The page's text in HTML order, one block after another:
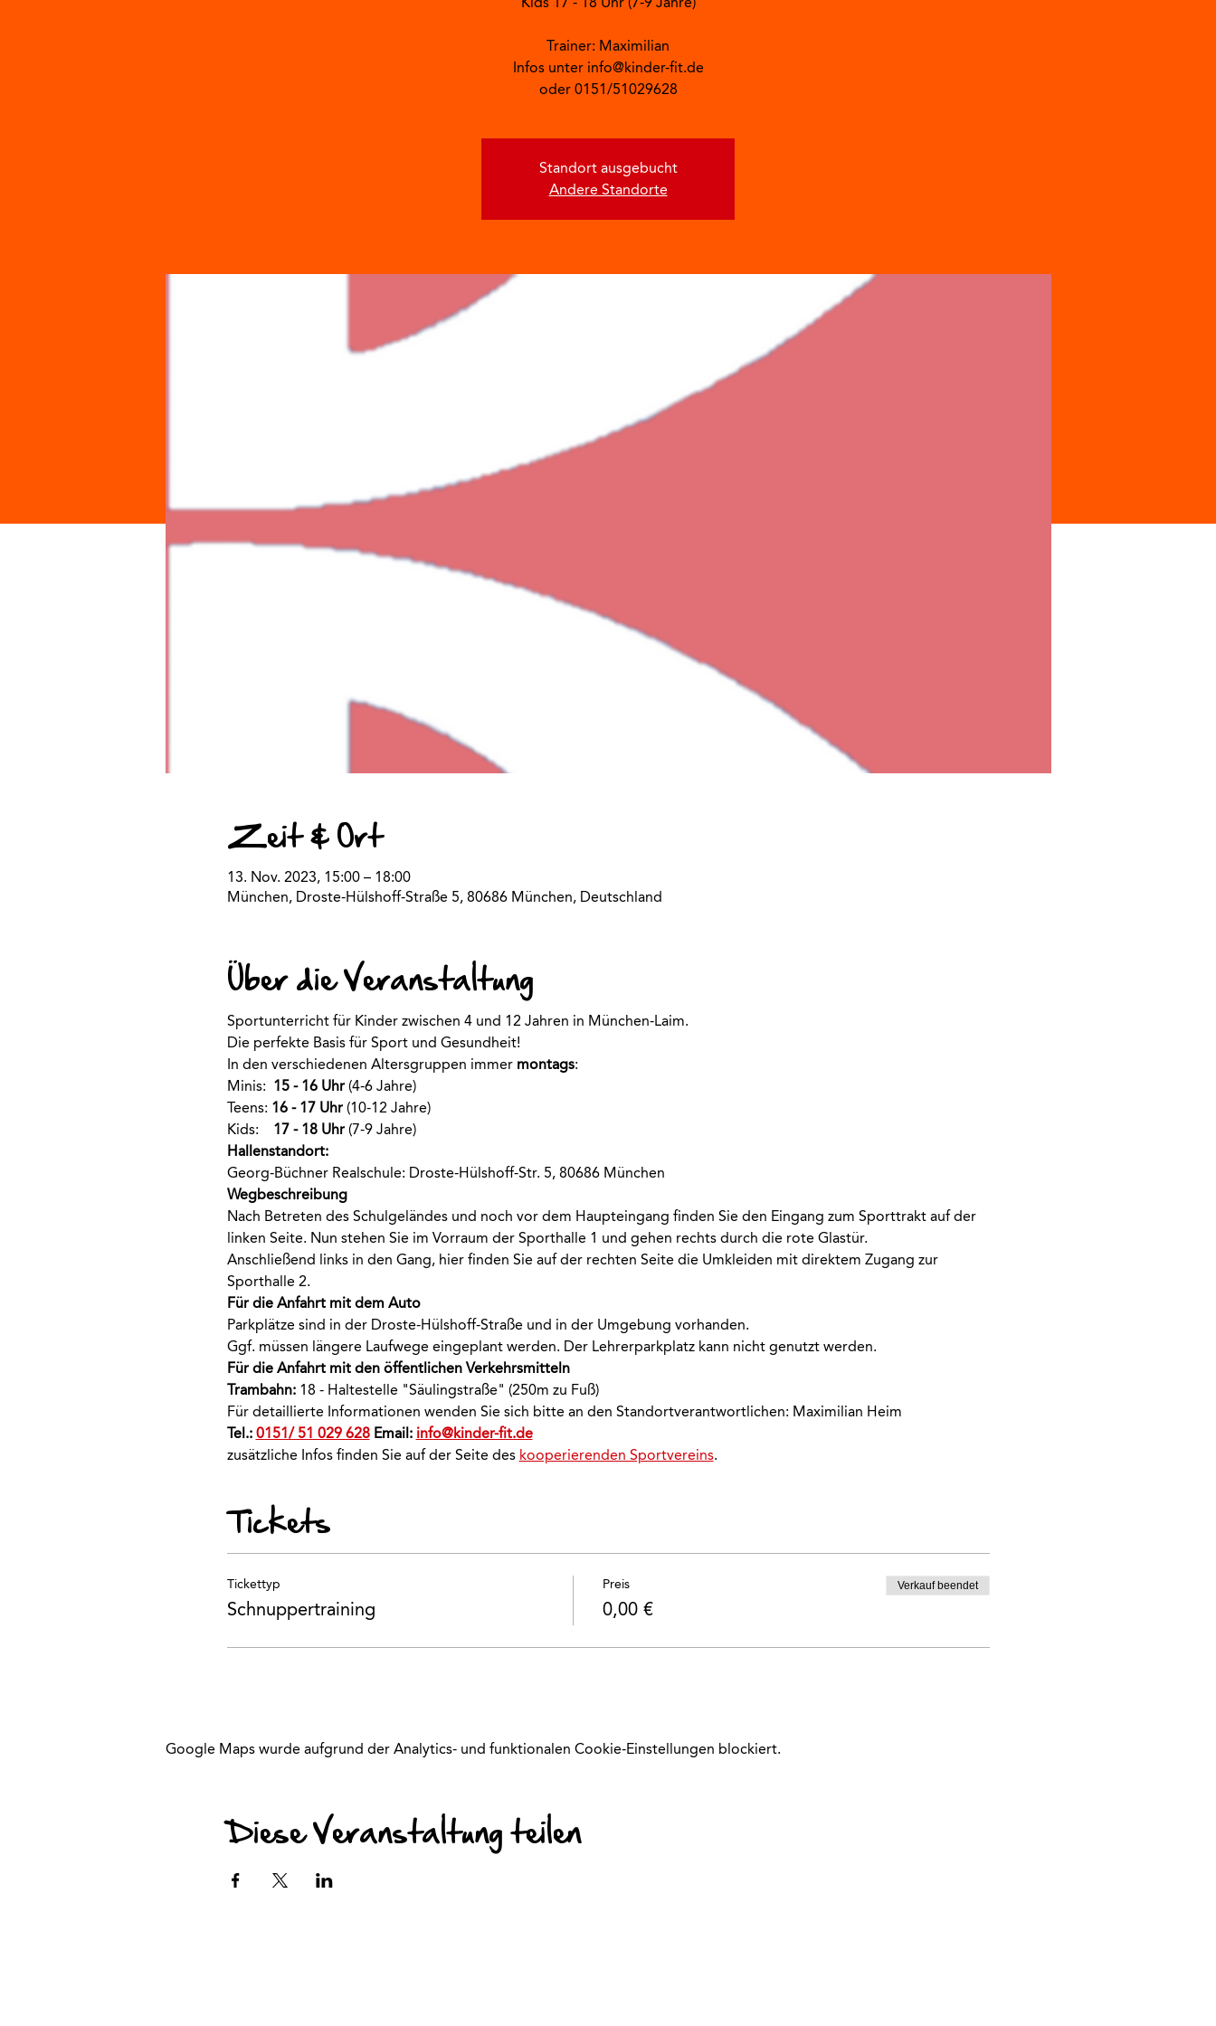
Trainer: Maximilian
Infos unter info@kinder-fit.de
oder 0151/51029628
Standort ausgebucht
Andere Standorte
Zeit & Ort
13. Nov. 2023, 15:00 – 18:00
München, Droste-Hülshoff-Straße 5, 80686 München, Deutschland
Über die Veranstaltung
Sportunterricht für Kinder zwischen 4 und 12 Jahren in München-Laim.
Die perfekte Basis für Sport und Gesundheit!
In den verschiedenen Altersgruppen immer montags:
Minis: 15 - 16 Uhr (4-6 Jahre)
Teens: 16 - 17 Uhr (10-12 Jahre)
Kids: 17 - 18 Uhr (7-9 Jahre)
Hallenstandort:
Georg-Büchner Realschule: Droste-Hülshoff-Str. 5, 80686 München
Wegbeschreibung
Nach Betreten des Schulgeländes und noch vor dem Haupteingang finden Sie den Eingang zum Sporttrakt auf der
linken Seite. Nun stehen Sie im Vorraum der Sporthalle 1 und gehen rechts durch die rote Glastür.
Anschließend links in den Gang, hier finden Sie auf der rechten Seite die Umkleiden mit direktem Zugang zur
Sporthalle 2.
Für die Anfahrt mit dem Auto
Parkplätze sind in der Droste-Hülshoff-Straße und in der Umgebung vorhanden.
Ggf. müssen längere Laufwege eingeplant werden. Der Lehrerparkplatz kann nicht genutzt werden.
Für die Anfahrt mit den öffentlichen Verkehrsmitteln
Trambahn: 18 - Haltestelle "Säulingstraße" (250m zu Fuß)
Für detaillierte Informationen wenden Sie sich bitte an den Standortverantwortlichen: Maximilian Heim
Tel.: 0151/ 51 029 628 Email: info@kinder-fit.de
zusätzliche Infos finden Sie auf der Seite des kooperierenden Sportvereins.
Tickets
Tickettyp
Schnuppertraining
Preis
0,00 €
Verkauf beendet
Google Maps wurde aufgrund der Analytics- und funktionalen Cookie-Einstellungen blockiert.
Diese Veranstaltung teilen